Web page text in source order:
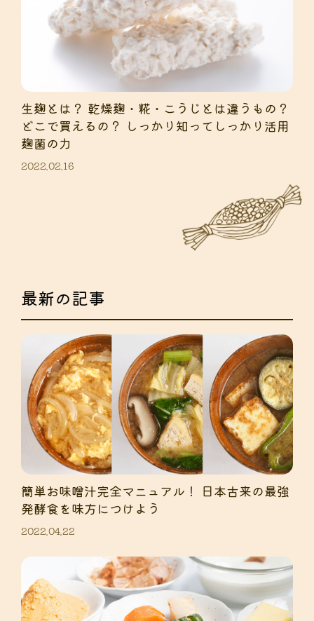
生麹とは？ 乾燥麹・糀・こうじとは違うもの？
どこで買えるの？ しっかり知ってしっかり活用
麹菌の力
2022.02.16
最新の記事
簡単お味噌汁完全マニュアル！ 日本古来の最強
発酵食を味方につけよう
2022.04.22